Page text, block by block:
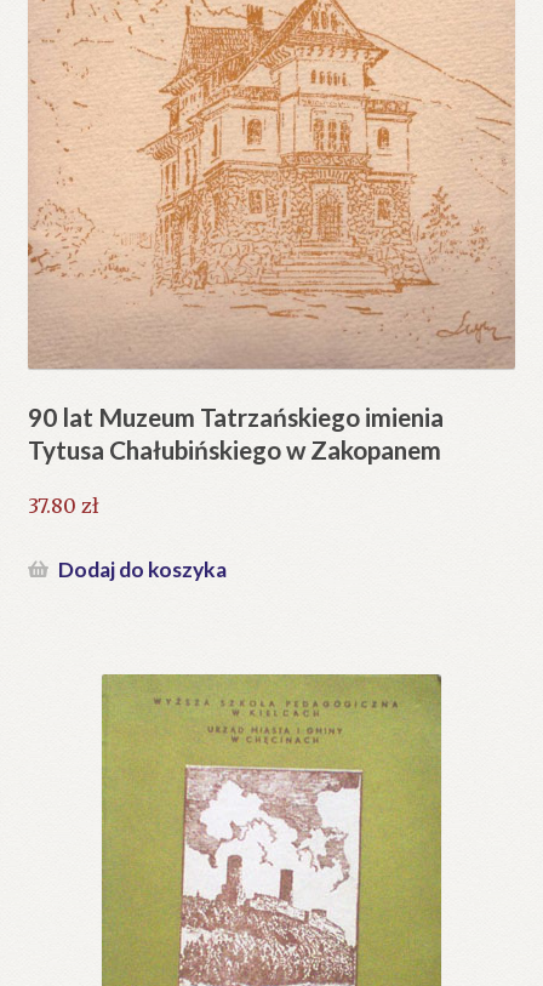
90 lat Muzeum Tatrzańskiego imienia
Tytusa Chałubińskiego w Zakopanem
37.80 zł
Dodaj do koszyka